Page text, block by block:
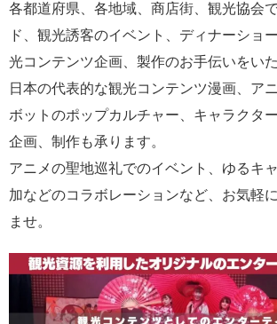
各都道府県、各地域、商店街、観光協会
ド、観光誘客のイベント、ディナーショ
光コンテンツ企画、製作のお手伝いをいた
日本の代表的な観光コンテンツ漫画、ア
ボットのポップカルチャー、キャラクタ
企画、制作も承ります。
アニメの聖地巡礼でのイベント、ゆるキ
加などのコラボレーションなど、お気軽
ませ。